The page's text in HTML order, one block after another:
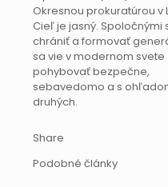
Okresnou prokuratúrou v
Cieľ je jasný. Spoločnými
chrániť a formovať
sa vie v modernom svete
pohybovať bezpečne,
sebavedomo a s
druhých.
Share
Podobné články